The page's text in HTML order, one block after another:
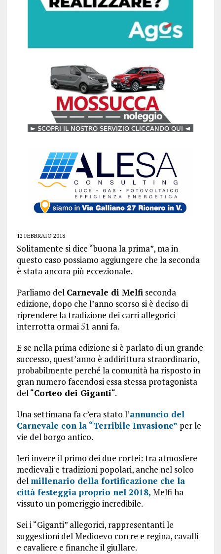
12 FEBBRAIO 2018
Solitamente si dice “buona la prima”, ma in
questo caso possiamo aggiungere che la seconda
è stata ancora più eccezionale.
Parliamo del Carnevale di Melfiseconda
edizione, dopo che l’anno scorso si è deciso di
riprendere la tradizione dei carri allegorici
interrotta ormai 51 anni fa.
E se nella prima edizione si è parlato di un grande
successo, quest’anno è addirittura straordinario,
probabilmente perché la comunità ha risposto in
gran numero facendosi essa stessa protagonista
del “Corteo dei Giganti“.
Una settimana fa c’era stato l’annuncio del
Carnevale con la “Terribile Invasione” per le
vie del borgo antico.
Ieri invece il primo dei due cortei: tra atmosfere
medievali e tradizioni popolari, anche nel solco
del millenario della fortificazione che la
città festeggia proprio nel 2018, Melfi ha
vissuto un pomeriggio incredibile.
Sei i “Giganti” allegorici, rappresentanti le
suggestioni del Medioevo con re e regina, cavalli
e cavaliere e finanche il giullare.